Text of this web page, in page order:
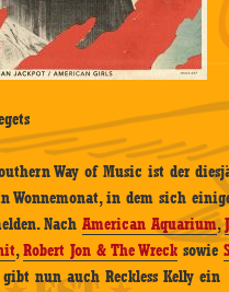
Way of Music ist der
Wonnemonat, in dem sich
NachAmerican Aquarium,
,Robert Jon & The Wreck sowie
gibt nun auch Reckless Kelly ein